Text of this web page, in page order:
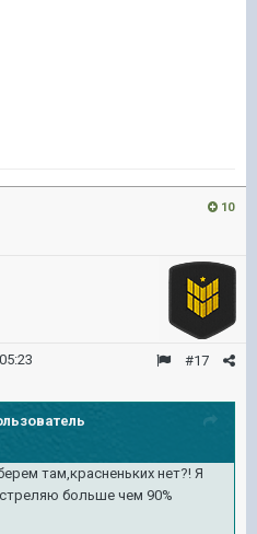
10
#17
там,красненьких нет?! Я
больше чем 90%